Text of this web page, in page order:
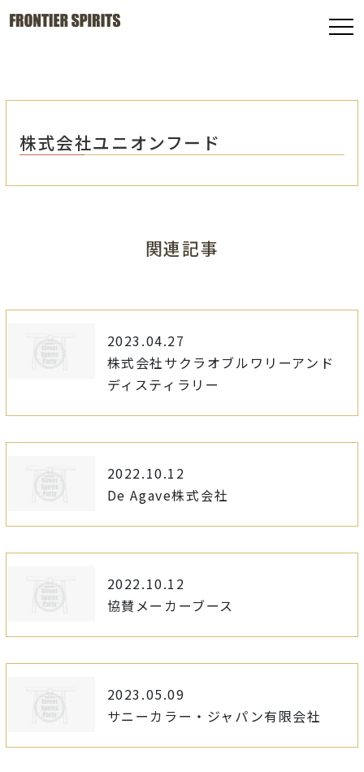
株式会社ユニオンフード
関連記事
2023.04.27
株式会社サクラオブルワリーアンド
ディスティラリー
2022.10.12
De Agave株式会社
2022.10.12
協賛メーカーブース
2023.05.09
サニーカラー・ジャパン有限会社